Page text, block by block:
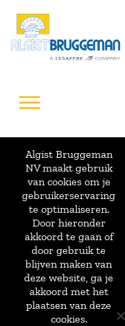
Algist Bruggeman
NV maakt gebruik
van cookies om je
gebruikerservaring
te optimaliseren.
Door hieronder
akkoord te gaan of
door gebruik te
blijven maken van
deze website, ga je
akkoord met het
plaatsen van deze
cookies.